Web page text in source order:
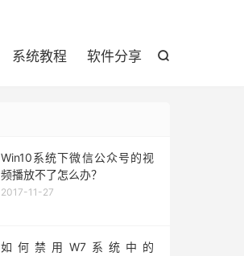

系统教程 软件分享
Win10系统下微信公众号的视
频播放不了怎么办？
2017-11-27
如何禁用W7系统中的